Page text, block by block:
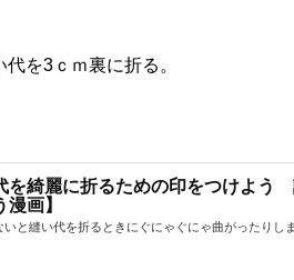
を3ｃｍ裏に折る。
を綺麗に折るための印をつけよう
漫画】
いと縫い代を折るときにぐにゃぐにゃ曲がったりし